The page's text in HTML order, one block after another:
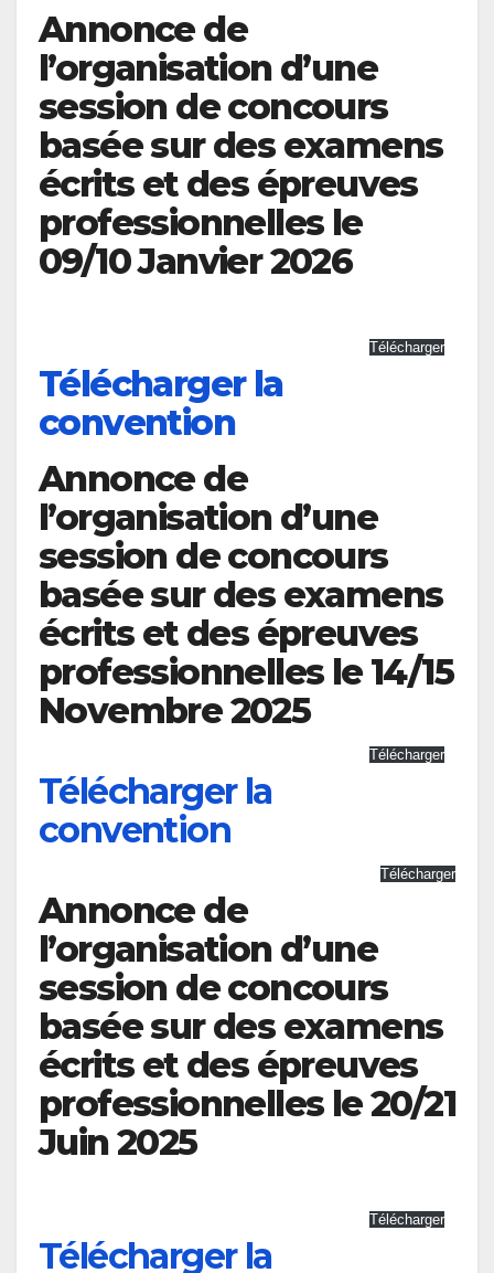
Annonce de
l’organisation d’une
session de concours
basée sur des examens
écrits et des épreuves
professionnelles le
09/10 Janvier 2026
Télécharger
Télécharger la
convention
Annonce de
l’organisation d’une
session de concours
basée sur des examens
écrits et des épreuves
professionnelles le 14/15
Novembre 2025
Télécharger
Télécharger la
convention
Télécharger
Annonce de
l’organisation d’une
session de concours
basée sur des examens
écrits et des épreuves
professionnelles le 20/21
Juin2025
Télécharger
Télécharger la